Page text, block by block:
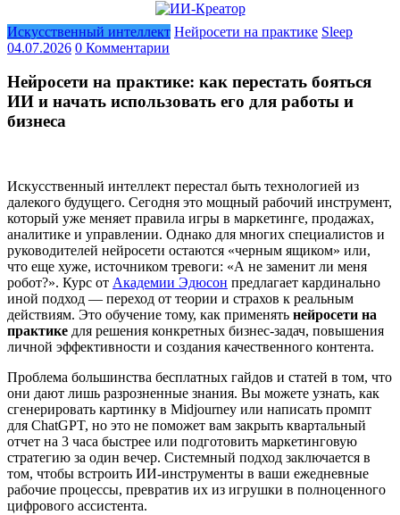
Искусственный интеллект Нейросети на практике Sleep
04.07.2026 0 Комментарии
Нейросети на практике: как перестать бояться
ИИ и начать использовать его для работы и
бизнеса
Искусственный интеллект перестал быть технологией из
далекого будущего. Сегодня это мощный рабочий инструмент,
который уже меняет правила игры в маркетинге, продажах,
аналитике и управлении. Однако для многих специалистов и
руководителей нейросети остаются «черным ящиком» или,
что еще хуже, источником тревоги: «А не заменит ли меня
робот?». Курс от Академии Эдюсон предлагает кардинально
иной подход — переход от теории и страхов к реальным
действиям. Это обучение тому, как применять нейросети на
практике для решения конкретных бизнес-задач, повышения
личной эффективности и создания качественного контента.
Проблема большинства бесплатных гайдов и статей в том, что
они дают лишь разрозненные знания. Вы можете узнать, как
сгенерировать картинку в Midjourney или написать промпт
для ChatGPT, но это не поможет вам закрыть квартальный
отчет на 3 часа быстрее или подготовить маркетинговую
стратегию за один вечер. Системный подход заключается в
том, чтобы встроить ИИ-инструменты в ваши ежедневные
рабочие процессы, превратив их из игрушки в полноценного
цифрового ассистента.